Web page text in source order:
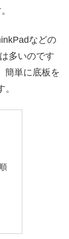
などの
多いのです
簡単に底板を